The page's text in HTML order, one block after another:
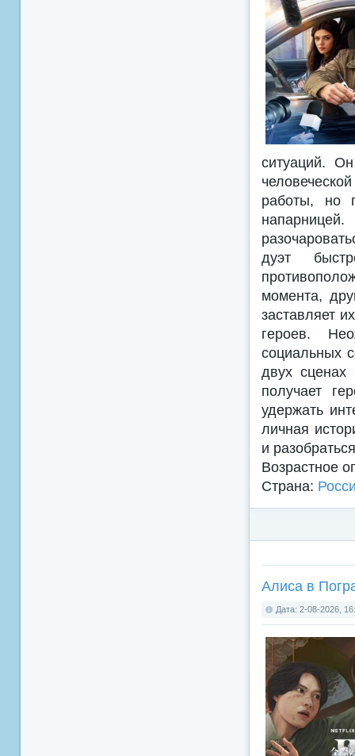
ситуаций.
работы, но
дуэт
момента,
заставляет
героев.
социальных
двух
получает
удержать
личная
и
Возрастное
Страна:
Алиса в
Дата: 2-08-2026,